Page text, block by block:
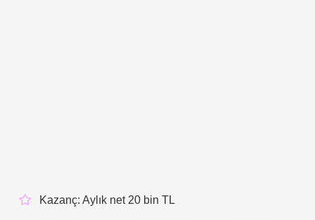
Kazanç: Aylık net 20 bin TL